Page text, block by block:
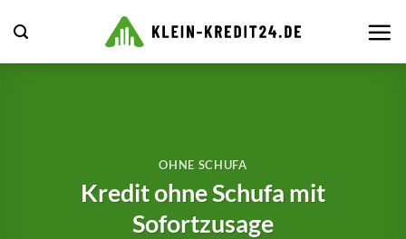
Inhalt
springen
OHNE SCHUFA
Kredit ohne Schufa mit
Sofortzusage